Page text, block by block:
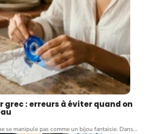
grec : erreurs à éviter quand on
se manipule pas comme un bijou fantaisie. Dans…